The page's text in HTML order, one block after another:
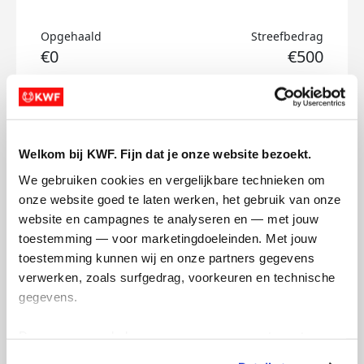
Welkom bij KWF. Fijn dat je onze website bezoekt.
We gebruiken cookies en vergelijkbare technieken om
onze website goed te laten werken, het gebruik van onze
website en campagnes te analyseren en — met jouw
toestemming — voor marketingdoeleinden. Met jouw
toestemming kunnen wij en onze partners gegevens
verwerken, zoals surfgedrag, voorkeuren en technische
gegevens.
Opgehaald
€0
Streefbedrag
€500
Doneer
Casper's badges